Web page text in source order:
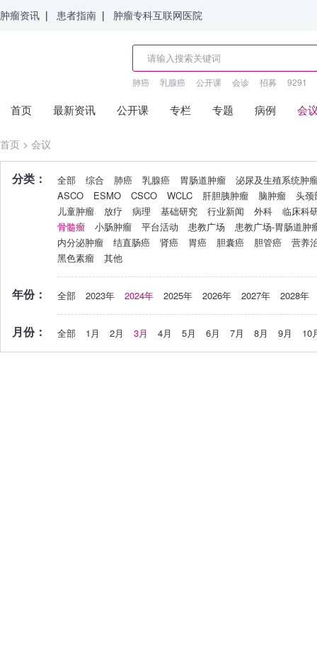
肿瘤资讯 | 患者指南 | 肿瘤专科互联网医院
肺癌 乳腺癌 公开课 会诊 招募 9291
首页 最新资讯 公开课 专栏 专题 病例 会
首页 > 会议
分类： 全部 综合 肺癌 乳腺癌 胃肠道肿瘤
泌尿及生殖系统肿
ASCO
ESMO CSCO WCLC 肝胆胰肿瘤 脑肿瘤
头颈
儿童肿瘤
放疗 病理 基础研究 行业新闻 外科
临床科
骨髓瘤
小肠肿瘤 平台活动 患教广场
患教广场-胃肠道肿
内分泌肿瘤
结直肠癌 肾癌 胃癌 胆囊癌 胆管癌
营养
黑色素瘤
其他
年份： 全部 2023年 2024年 2025年 2026年 2027年 2028年
月份： 全部 1月 2月 3月 4月 5月 6月 7月 8月 9月 10